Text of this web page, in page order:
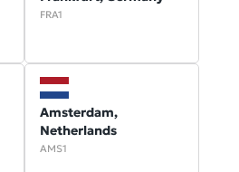
FRA1
Amsterdam,
Netherlands
AMS1